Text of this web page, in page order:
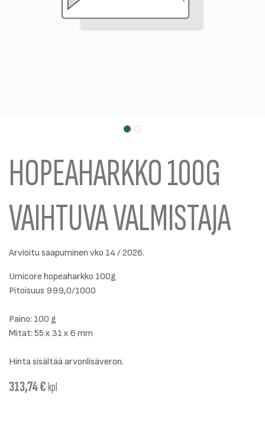
HOPEAHARKKO 100G
VAIHTUVA VALMISTAJA
Arvioitu saapuminen vko 14 / 2026.
Umicore hopeaharkko 100g
Pitoisuus 999,0/1000
Paino: 100 g
Mitat: 55 x 31 x 6 mm
Hinta sisältää arvonlisäveron.
313,74€kpl